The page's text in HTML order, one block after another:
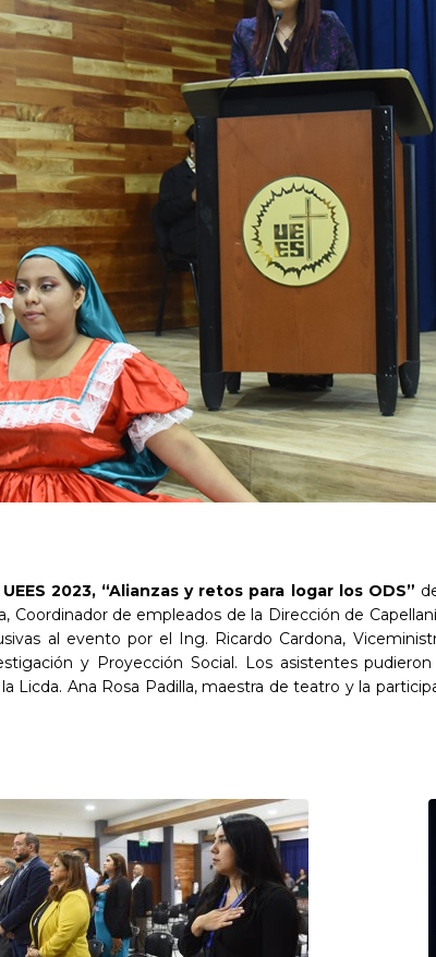
2023, “Alianzas y retos para logar los ODS”
de empleados de la Dirección de
al evento por el Ing. Ricardo Cardona,
y Proyección Social. Los asistentes
Licda. Ana Rosa Padilla, maestra de teatro y la